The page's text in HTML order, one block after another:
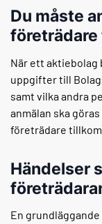
Du måste
När ett aktiebolag
uppgifter till
samt vilka andra
anmälan ska
företrädare
Händelser
En